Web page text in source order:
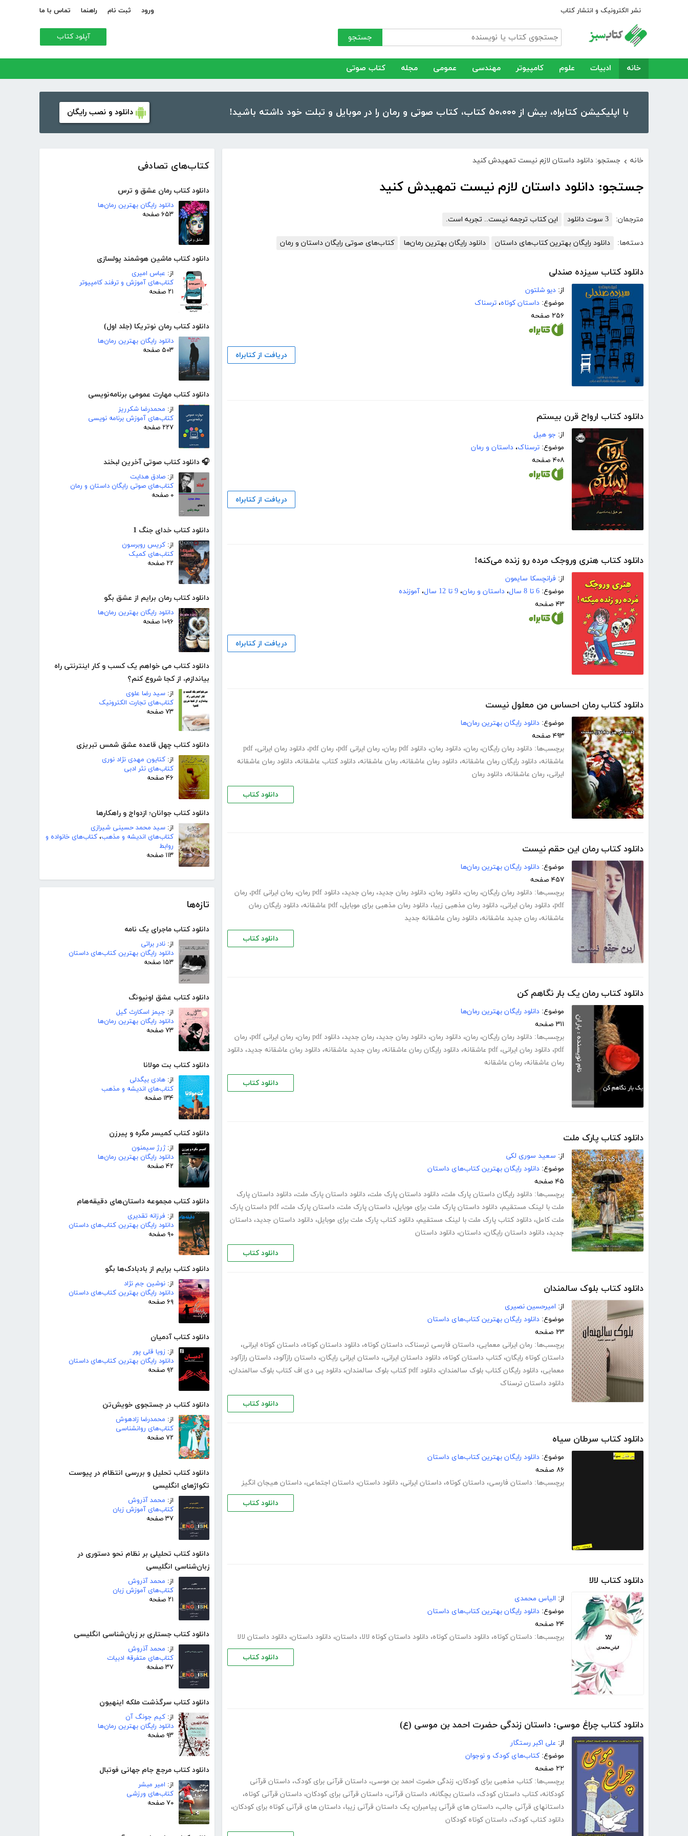
نشر الکترونیک و انتشار کتاب ورود ثبت نام راهنما تماس با ما
جستجو آپلود کتاب
خانه ادبیات علوم کامپیوتر مهندسی عمومی مجله کتاب صوتی
با اپلیکیشن کتابراه، بیش از ۵۰،۰۰۰ کتاب، کتاب صوتی و رمان را در موبایل و تبلت خود داشته باشید! دانلود و نصب رایگان
کتاب‌های تصادفی
دانلود کتاب رمان عشق و ترس
دانلود رایگان بهترین رمان‌ها
۶۵۳ صفحه
دانلود کتاب ماشین هوشمند پولسازی
از: عباس امیری
کتاب‌های آموزش و ترفند کامپیوتر
۲۱ صفحه
دانلود کتاب رمان نوتریکا (جلد اول)
دانلود رایگان بهترین رمان‌ها
۵۰۳ صفحه
دانلود کتاب مهارت عمومی برنامه‌نویسی
از: محمدرضا شکرریز
کتاب‌های آموزش برنامه نویسی
۲۲۷ صفحه
🎧 دانلود کتاب صوتی آخرین لبخند
از: صادق هدایت
کتاب‌های صوتی رایگان داستان و رمان
۰ صفحه
دانلود کتاب خدای جنگ 1
از: کریس روبرسون
کتاب‌های کمیک
۲۲ صفحه
دانلود کتاب رمان برایم از عشق بگو
دانلود رایگان بهترین رمان‌ها
۱۰۹۶ صفحه
دانلود کتاب می خواهم یک کسب و کار اینترنتی راه
بیاندازم، از کجا شروع کنم؟
از: سید رضا علوی
کتاب‌های تجارت الکترونیک
۷۳ صفحه
دانلود کتاب چهل قاعده عشق شمس تبریزی
از: کتایون مهدی نژاد نوری
کتاب‌های نثر ادبی
۴۶ صفحه
دانلود کتاب جوانان؛ ازدواج و راهکارها
از: سید محمد حسینی شیرازی
کتاب‌های اندیشه و مذهب، کتاب‌های خانواده و
روابط
۱۱۳ صفحه
تازه‌ها
دانلود کتاب ماجرای یک نامه
از: نادر براتی
دانلود رایگان بهترین کتاب‌های داستان
۱۵۳ صفحه
دانلود کتاب عشق اونیونگ
از: جیمز اسکارث گیل
دانلود رایگان بهترین رمان‌ها
۷۳ صفحه
دانلود کتاب بت مولانا
از: هادی بیگدلی
کتاب‌های اندیشه و مذهب
۱۳۴ صفحه
دانلود کتاب کمیسر مگره و پیرزن
از:ژرژ سیمنون
دانلود رایگان بهترین رمان‌ها
۴۲ صفحه
دانلود کتاب مجموعه داستان‌های دقیقه‌هام
از: فرزانه تقدیری
دانلود رایگان بهترین کتاب‌های داستان
۹۰ صفحه
دانلود کتاب برایم از بادبادک‌ها بگو
از: نوشین جم نژاد
دانلود رایگان بهترین کتاب‌های داستان
۶۹ صفحه
دانلود کتاب آدمیان
از: زویا قلی پور
دانلود رایگان بهترین کتاب‌های داستان
۹۲ صفحه
دانلود کتاب در جستجوی خویش‌تن
از: محمدرضا زادهوش
کتاب‌های روانشناسی
۷۲ صفحه
دانلود کتاب تحلیل و بررسی انتظام در پیوست
تکواژهای انگلیسی
از: محمد آذروش
کتاب‌های آموزش زبان
۳۷ صفحه
دانلود کتاب تحلیلی بر نظام نحو دستوری در
زبان‌شناسی انگلیسی
از: محمد آذروش
کتاب‌های آموزش زبان
۲۱ صفحه
دانلود کتاب جستاری بر زبان‌شناسی انگلیسی
از: محمد آذروش
کتاب‌های متفرقه ادبیات
۳۷ صفحه
دانلود کتاب سرگذشت ملکه اینهیون
از: کیم جونگ آن
دانلود رایگان بهترین رمان‌ها
۹۳ صفحه
دانلود کتاب مرجع جام جهانی فوتبال
از: امیر مبشر
کتاب‌های ورزشی
۷۰ صفحه
خانه › جستجو: دانلود داستان لازم نیست تمهیدش کنید
جستجو: دانلود داستان لازم نیست تمهیدش کنید
مترجمان: 3 سوت دانلود این کتاب ترجمه نیست.. تجربه است.
دسته‌ها: دانلود رایگان بهترین کتاب‌های داستان دانلود رایگان بهترین رمان‌ها کتاب‌های صوتی رایگان داستان و رمان
دانلود کتاب سیزده صندلی
از: دیو شلتون
موضوع: داستان کوتاه، ترسناک
۲۵۶ صفحه
دریافت از کتابراه
دانلود کتاب ارواح قرن بیستم
از: جو ھیل
موضوع: ترسناک، داستان و رمان
۴۰۸ صفحه
دریافت از کتابراه
دانلود کتاب هنری وروجک مرده رو زنده می‌کنه!
از: فرانچسکا سایمون
موضوع: 6 تا 8 سال ، داستان و رمان، 9 تا 12 سال ، آموزنده
۴۳ صفحه
دریافت از کتابراه
دانلود کتاب رمان احساس من معلول نیست
موضوع: دانلود رایگان بهترین رمان‌ها
۴۹۳ صفحه
برچسب‌ها: دانلود رمان رایگان، رمان، دانلود رمان، دانلود pdf رمان ، رمان ایرانی pdf ، رمان pdf ، دانلود رمان ایرانی، pdf
عاشقانه، دانلود رایگان رمان عاشقانه، دانلود رمان عاشقانه، رمان عاشقانه، دانلود کتاب عاشقانه، دانلود رمان عاشقانه
ایرانی، رمان عاشقانه، دانلود رمان
دانلود کتاب
دانلود کتاب رمان این حقم نیست
موضوع: دانلود رایگان بهترین رمان‌ها
۴۵۷ صفحه
برچسب‌ها: دانلود رمان رایگان، رمان، دانلود رمان، دانلود رمان جدید، رمان جدید، دانلود pdf رمان ، رمان ایرانی pdf ، رمان
pdf، دانلود رمان ایرانی، دانلود رمان مذهبی زیبا، دانلود رمان مذهبی برای موبایل، pdf عاشقانه ، دانلود رایگان رمان
عاشقانه، رمان جدید عاشقانه، دانلود رمان عاشقانه جدید
دانلود کتاب
دانلود کتاب رمان یک بار نگاهم کن
موضوع: دانلود رایگان بهترین رمان‌ها
۳۱۱ صفحه
برچسب‌ها: دانلود رمان رایگان، رمان، دانلود رمان، دانلود رمان جدید، رمان جدید، دانلود pdf رمان ، رمان ایرانی pdf ، رمان
pdf، دانلود رمان ایرانی، pdf عاشقانه ، دانلود رایگان رمان عاشقانه، رمان جدید عاشقانه، دانلود رمان عاشقانه جدید، دانلود
رمان عاشقانه، رمان عاشقانه
دانلود کتاب
دانلود کتاب پارک ملت
از: سعید سوری لکی
موضوع: دانلود رایگان بهترین کتاب‌های داستان
۴۵ صفحه
برچسب‌ها: دانلود رایگان داستان پارک ملت، دانلود داستان پارک ملت، دانلود داستان پارک ملت، دانلود داستان پارک
ملت با لینک مستقیم، دانلود داستان پارک ملت برای موبایل، داستان پارک ملت، داستان پارک ملت،
pdf داستان پارک
ملت کامل، دانلود کتاب پارک ملت با لینک مستقیم، دانلود کتاب پارک ملت برای موبایل، دانلود داستان جدید، داستان
جدید، دانلود داستان رایگان، داستان، دانلود داستان
دانلود کتاب
دانلود کتاب بلوک سالمندان
از: امیرحسین نصیری
موضوع: دانلود رایگان بهترین کتاب‌های داستان
۲۳ صفحه
برچسب‌ها: رمان ایرانی معمایی، داستان فارسی ترسناک، داستان کوتاه، دانلود داستان کوتاه، داستان کوتاه ایرانی،
داستان کوتاه رایگان، کتاب داستان کوتاه، دانلود داستان ایرانی، داستان ایرانی رایگان، داستان رازآلود، داستان رازآلود
معمایی، دانلود رایگان کتاب بلوک سالمندان، دانلود pdf کتاب بلوک سالمندان ، دانلود پی دی اف کتاب بلوک سالمندان،
دانلود داستان ترسناک
دانلود کتاب
دانلود کتاب سرطان سیاه
موضوع: دانلود رایگان بهترین کتاب‌های داستان
۸۶ صفحه
برچسب‌ها: داستان فارسی، داستان کوتاه، داستان ایرانی، دانلود داستان، داستان اجتماعی، داستان هیجان انگیز
دانلود کتاب
دانلود کتاب لالا
از: الیاس محمدی
موضوع: دانلود رایگان بهترین کتاب‌های داستان
۲۴ صفحه
برچسب‌ها: داستان کوتاه، دانلود داستان کوتاه، دانلود داستان کوتاه لالا، داستان، دانلود داستان، دانلود داستان لالا
دانلود کتاب
دانلود کتاب چراغ موسی: داستان زندگی حضرت احمد بن موسی (ع)
از: علی اکبر رستگار
موضوع: کتاب‌های کودک و نوجوان
۲۲ صفحه
برچسب‌ها: کتاب مذهبی برای کودکان، زندگی حضرت احمد بن موسی، داستان قرآنی برای کودک، داستان قرآنی
کودکانه، کتاب داستان کودک، داستان بچگانه، داستان قرآنی، داستان قرآنی برای کودکان، داستان قرآنی کوتاه،
داستانهای قرآنی جالب، داستان های قرآنی پیامبران، یک داستان قرآنی زیبا، داستان های قرآنی کوتاه برای کودکان،
دانلود کتاب کودک، داستان کوتاه کودکان